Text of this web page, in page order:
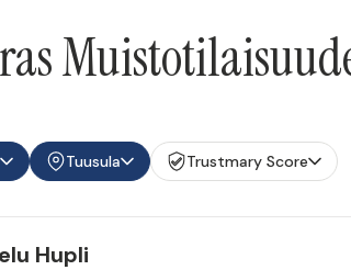
Tuusula Trustmary Score
Hupli